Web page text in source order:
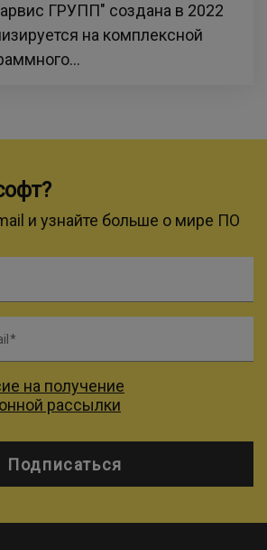
ГРУПП" создана в 2022
на комплексной
и узнайте больше о мире ПО
на получение
рассылки
Подписаться